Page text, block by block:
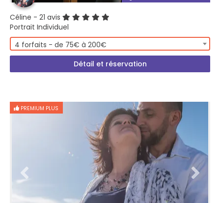
Céline - 21 avis
Portrait Individuel
4 forfaits - de 75€ à 200€
Détail et réservation
PREMIUM PLUS